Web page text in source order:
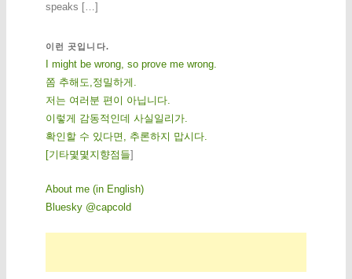
speaks […]
이런 곳입니다.
I might be wrong, so prove me wrong.
쫌 추해도,정밀하게.
저는 여러분 편이 아닙니다.
이렇게 감동적인데 사실일리가.
확인할 수 있다면, 추론하지 맙시다.
[기 타몇 몇 지 향점 들]
About me (in English)
Bluesky @capcold